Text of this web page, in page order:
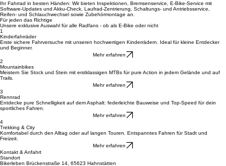
Qualität und Expertise von starken Marken für jedes Fahrrad-Abenteuer.
MERIDA • ORBEA • HAIBIKE • CENTURION • AMFLOW • NORCO • TRANSITION • WINORA •
Werkstatt-Service
Ihr Fahrrad in besten Händen: Wir bieten Inspektionen, Bremsenservice, E-Bike-Service mit
Software-Updates und Akku-Check, Laufrad-Zentrierung, Schaltungs- und Antriebsservice,
Reifen- und Schlauchwechsel sowie Zubehörmontage an.
Für jeden das Richtige
Unsere exklusive Auswahl für alle Radfans - ob als E-Bike oder nicht
1
Erste sichere Fahrversuche mit unseren hochwertigen Kinderrädern. Ideal für kleine Entdecker
und Beginner.
Mehr erfahren
2
Meistern Sie Stock und Stein mit erstklassigen MTBs für pure Action in jedem Gelände und auf
Trails.
Mehr erfahren
3
Entdecke pure Schnelligkeit auf dem Asphalt: federleichte Bauweise und Top-Speed für dein
sportliches Fahren.
Mehr erfahren
4
Komfortabel durch den Alltag oder auf langen Touren. Entspanntes Fahren für Stadt und
Freizeit.
Mehr erfahren